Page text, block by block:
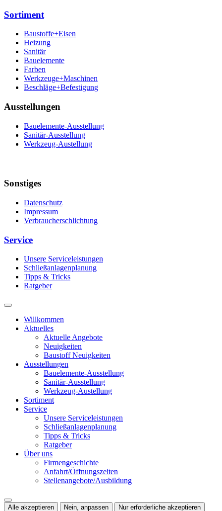
Sortiment
Baustoffe+Eisen
Heizung
Sanitär
Bauelemente
Farben
Werkzeuge+Maschinen
Beschläge+Befestigung
Ausstellungen
Bauelemente-Ausstellung
Sanitär-Ausstellung
Werkzeug-Austellung
Sonstiges
Datenschutz
Impressum
Verbraucherschlichtung
Service
Unsere Serviceleistungen
Schließanlagenplanung
Tipps & Tricks
Ratgeber
Willkommen
Aktuelles
Aktuelle Angebote
Neuigkeiten
Baustoff Neuigkeiten
Ausstellungen
Bauelemente-Ausstellung
Sanitär-Ausstellung
Werkzeug-Austellung
Sortiment
Service
Unsere Serviceleistungen
Schließanlagenplanung
Tipps & Tricks
Ratgeber
Über uns
Firmengeschichte
Anfahrt/Öffnungszeiten
Stellenangebote/Ausbildung
Alle akzeptieren Nein, anpassen Nur erforderliche akzeptieren